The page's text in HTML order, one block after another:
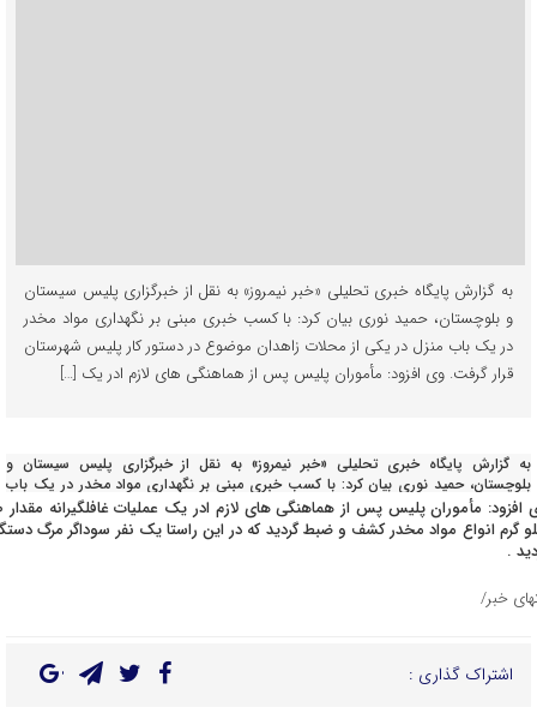
به گزارش پایگاه خبری تحلیلی «خبر نیمروز» به نقل از خبرگزاری پلیس سیستان
و بلوچستان، حمید نوری بیان کرد: با کسب خبری مبنی بر نگهداری مواد مخدر
در یک باب منزل در یکی از محلات زاهدان موضوع در دستور کار پلیس شهرستان
قرار گرفت. وی افزود: مأموران پلیس پس از هماهنگی های لازم ادر یک […]
به گزارش پایگاه خبری تحلیلی «خبر نیمروز» به نقل از خبرگزاری پلیس سیستان و
بلوچستان، حمید نوری بیان کرد: با کسب خبری مبنی بر نگهداری مواد مخدر در یک باب
منزل در یکی از محلات زاهدان موضوع در دستور کار پلیس شهرستان قرار گرفت.
وی افزود:
گرم انواع مواد مخدر کشف و ضبط گردید که در این راستا یک نفر سوداگر مرگ
.
خبر/
اشتراک گذاری :